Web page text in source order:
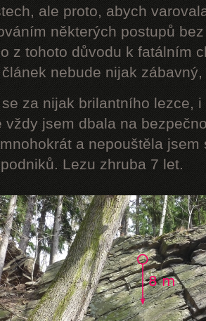
ale proto, abych
některých postupů
z tohoto důvodu k fatálním
nebude nijak
za nijak brilantního lezce,
vždy jsem dbala na
a nepouštěla
Lezu zhruba 7 let.